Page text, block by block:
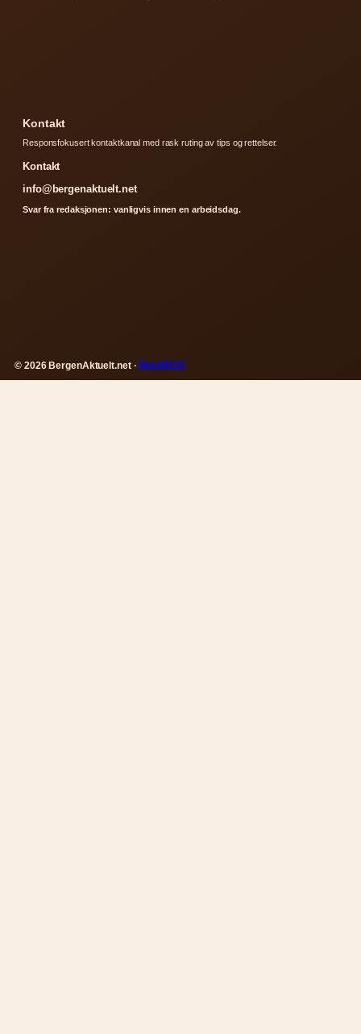
Kontakt
Responsfokusert kontaktkanal med rask ruting av tips og rettelser.
Kontakt
info@bergenaktuelt.net
Svar fra redaksjonen: vanligvis innen en arbeidsdag.
© 2026 BergenAktuelt.net ·WorldRSS